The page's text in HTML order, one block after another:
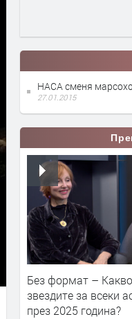
НАСА сменя
27.01.2015
Без формат –
звездите за всеки
през 2025 година?